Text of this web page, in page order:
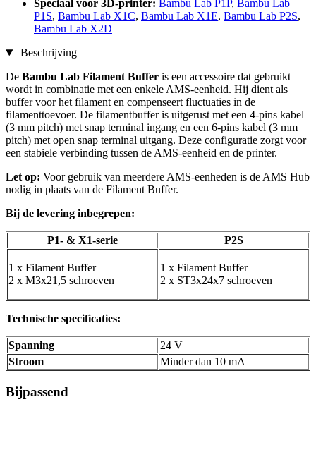
Speciaal voor 3D-printer: Bambu Lab P1P, Bambu Lab
P1S, Bambu Lab X1C, Bambu Lab X1E, Bambu Lab P2S,
Bambu Lab X2D
Beschrijving
De Bambu Lab Filament Buffer is een accessoire dat gebruikt
wordt in combinatie met een enkele AMS-eenheid. Hij dient als
buffer voor het filament en compenseert fluctuaties in de
filamenttoevoer. De filamentbuffer is uitgerust met een 4-pins kabel
(3 mm pitch) met snap terminal ingang en een 6-pins kabel (3 mm
pitch) met open snap terminal uitgang. Deze configuratie zorgt voor
een stabiele verbinding tussen de AMS-eenheid en de printer.
Let op: Voor gebruik van meerdere AMS-eenheden is de AMS Hub
nodig in plaats van de Filament Buffer.
Bij de levering inbegrepen:
P1- & X1-serie P2S
1 x Filament Buffer
2 x M3x21,5 schroeven
1 x Filament Buffer
2 x ST3x24x7 schroeven
Technische specificaties:
Spanning
24 V
Stroom
Minder dan 10 mA
Bijpassend